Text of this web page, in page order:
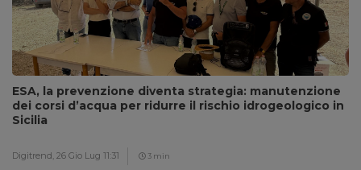
ESA, la prevenzione diventa strategia: manutenzione
dei corsi d’acqua per ridurre il rischio idrogeologico in
Sicilia
Digitrend, 26 Gio Lug 11:31 3 min